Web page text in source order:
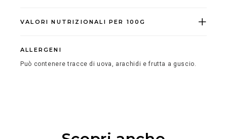
VALORI NUTRIZIONALI PER 100G
ALLERGENI
Può contenere tracce di uova, arachidi e frutta a guscio.